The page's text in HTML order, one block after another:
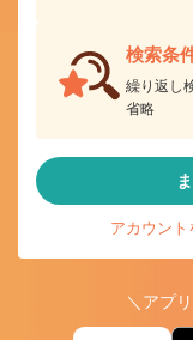
検索条
繰り返し
省略
アカウント
＼アプ